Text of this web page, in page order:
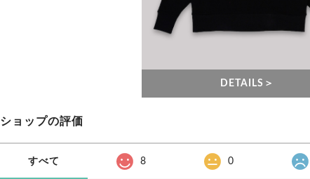
DETAILS＞
ショップの評価
すべて 8 0